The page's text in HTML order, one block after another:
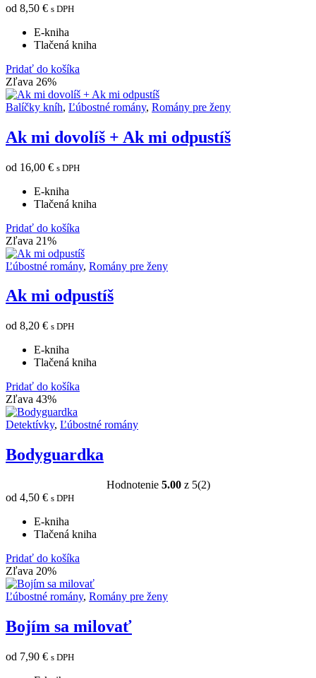
od 8,50 € s DPH
E-kniha
Tlačená kniha
Pridať do košíka
Zľava 26%
Balíčky kníh, Ľúbostné romány, Romány pre ženy
Ak mi dovolíš + Ak mi odpustíš
od 16,00 € s DPH
E-kniha
Tlačená kniha
Pridať do košíka
Zľava 21%
Ľúbostné romány, Romány pre ženy
Ak mi odpustíš
od 8,20 € s DPH
E-kniha
Tlačená kniha
Pridať do košíka
Zľava 43%
Detektívky, Ľúbostné romány
Bodyguardka
Hodnotenie 5.00z 5(2)
od 4,50 € s DPH
E-kniha
Tlačená kniha
Pridať do košíka
Zľava 20%
Ľúbostné romány, Romány pre ženy
Bojím sa milovať
od 7,90 € s DPH